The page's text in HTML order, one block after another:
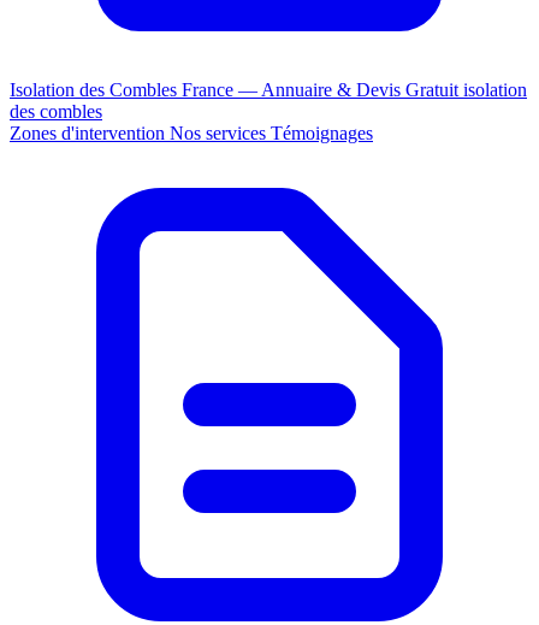
Isolation des Combles France — Annuaire & Devis Gratuit isolation
des combles
Zones d'intervention Nos services Témoignages